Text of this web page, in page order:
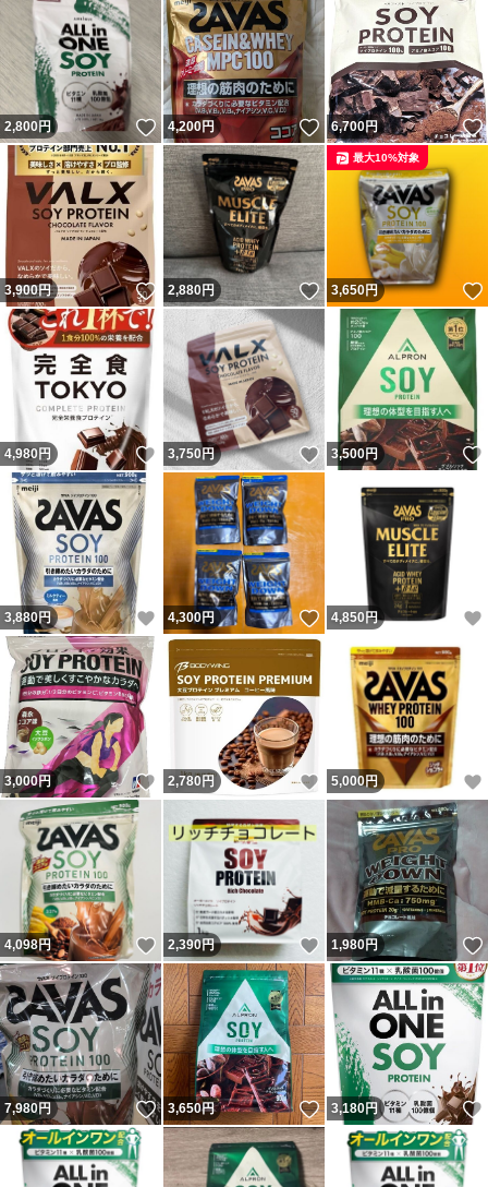
2,800円 いいね！
4,200円 いいね！
6,700円
3,900円 いいね！
2,880円 いいね！
3,650円
最大10%対象
4,980 円 いいね！
3,750円 いいね！
3,500円
3,880円 いいね！
4,300円 いいね！
4,850 円
3,000円 いいね！
2,780 円 いいね！
5,000円
4,098円 いいね！
2,390円 いいね！
1,980円
7,980円 いいね！
3,650円 いいね！
3,180円